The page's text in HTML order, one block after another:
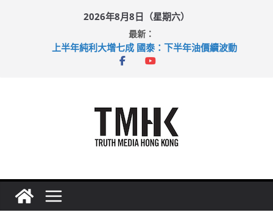
2026年8月8日（星期六）
最新：
上半年純利大增七成 國泰：下半年油價續波動
拜仁熱身賽挫維拉 啟德主場館奪錦標